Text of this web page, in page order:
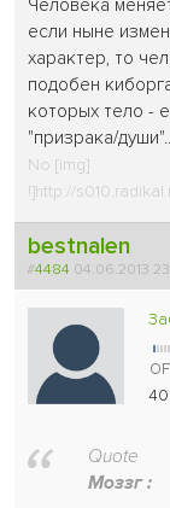
Человека
если ныне
характер, то
подобен
которых тело -
"призрака/
No [img]
!]http://
bestnalen
#4484 04.06.2013
Quote
Моззг :